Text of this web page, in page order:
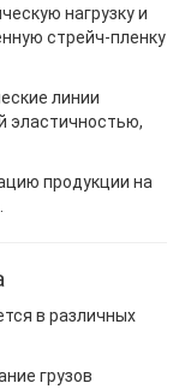
нагрузку и
стрейч-пленку
линии
эластичностью,
продукции на
в различных
грузов